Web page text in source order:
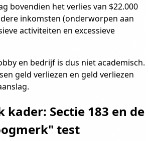
bovendien het verlies van $22.000
inkomsten (onderworpen aan
activiteiten en excessieve
en bedrijf is dus niet academisch.
geld verliezen en geld verliezen
Sectie 183 en de
test